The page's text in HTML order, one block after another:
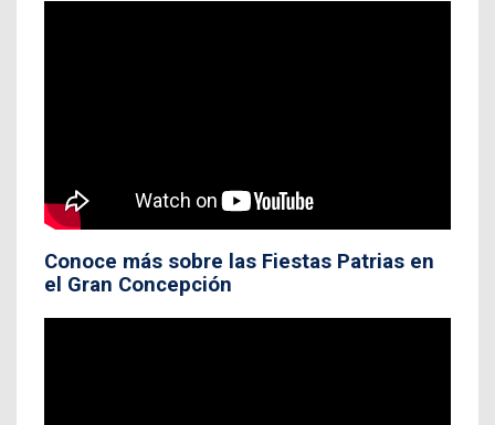
Conoce más sobre las Fiestas Patrias en
el Gran Concepción